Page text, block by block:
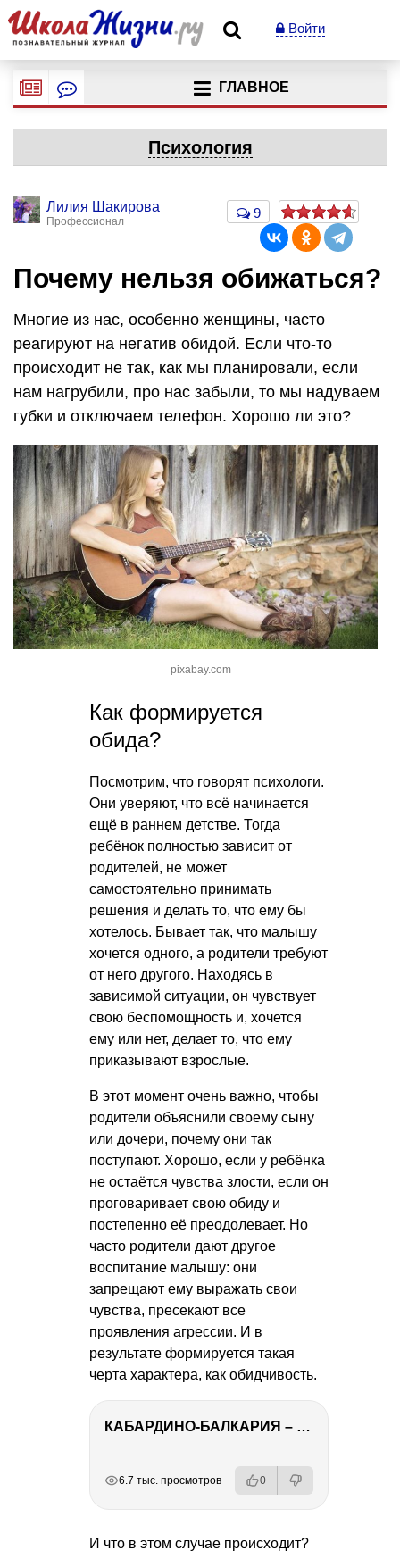
Войти
ГЛАВНОЕ
Психология
Лилия Шакирова
Профессионал
9
Почему нельзя обижаться?
Многие из нас, особенно женщины, часто
реагируют на негатив обидой. Если что-то
происходит не так, как мы планировали, если
нам нагрубили, про нас забыли, то мы надуваем
губки и отключаем телефон. Хорошо ли это?
pixabay.com
Как формируется
обида?
Посмотрим, что говорят психологи.
Они уверяют, что всё начинается
ещё в раннем детстве. Тогда
ребёнок полностью зависит от
родителей, не может
самостоятельно принимать
решения и делать то, что ему бы
хотелось. Бывает так, что малышу
хочется одного, а родители требуют
от него другого. Находясь в
зависимой ситуации, он чувствует
свою беспомощность и, хочется
ему или нет, делает то, что ему
приказывают взрослые.
В этот момент очень важно, чтобы
родители объяснили своему сыну
или дочери, почему они так
поступают. Хорошо, если у ребёнка
не остаётся чувства злости, если он
проговаривает свою обиду и
постепенно её преодолевает. Но
часто родители дают другое
воспитание малышу: они
запрещают ему выражать свои
чувства, пресекают все
проявления агрессии. И в
результате формируется такая
черта характера, как обидчивость.
КАБАРДИНО-БАЛКАРИЯ – ПУТЕШЕСТВИЕ НА КАВКАЗ часть 3
6.7 тыс. просмотров 0
И что в этом случае происходит?